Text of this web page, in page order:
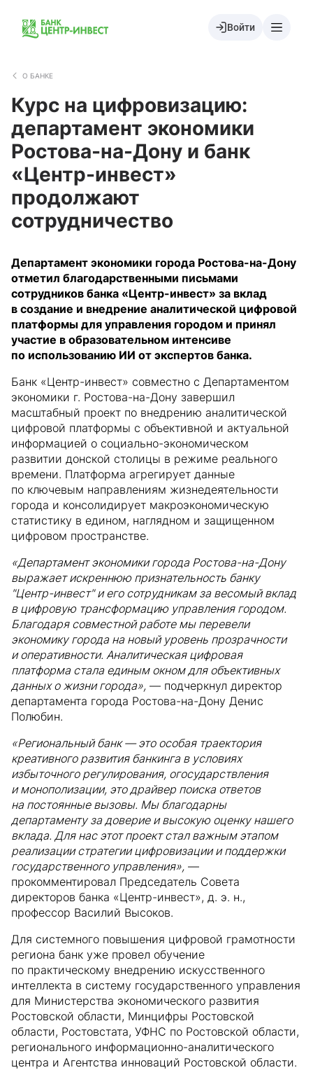
Войти
О БАНКЕ
Курс на цифровизацию:
департамент экономики
Ростова-на-Дону и банк
«Центр-инвест»
продолжают
сотрудничество
Департамент экономики города Ростова-на-Дону
отметил благодарственными письмами
сотрудников банка «Центр-инвест» за вклад
в создание и внедрение аналитической цифровой
платформы для управления городом и принял
участие в образовательном интенсиве
по использованию ИИ от экспертов банка.
Банк «Центр-инвест» совместно с Департаментом
экономики г. Ростова-на-Дону завершил
масштабный проект по внедрению аналитической
цифровой платформы с объективной и актуальной
информацией о социально-экономическом
развитии донской столицы в режиме реального
времени. Платформа агрегирует данные
по ключевым направлениям жизнедеятельности
города и консолидирует макроэкономическую
статистику в едином, наглядном и защищенном
цифровом пространстве.
«Департамент экономики города Ростова-на-Дону
выражает искреннюю признательность банку
"Центр-инвест" и его сотрудникам за весомый вклад
в цифровую трансформацию управления городом.
Благодаря совместной работе мы перевели
экономику города на новый уровень прозрачности
и оперативности. Аналитическая цифровая
платформа стала единым окном для объективных
данных о жизни города», — подчеркнул директор
департамента города Ростова-на-Дону Денис
Полюбин.
«Региональный банк — это особая траектория
креативного развития банкинга в условиях
избыточного регулирования, огосударствления
и монополизации, это драйвер поиска ответов
на постоянные вызовы. Мы благодарны
департаменту за доверие и высокую оценку нашего
вклада. Для нас этот проект стал важным этапом
реализации стратегии цифровизации и поддержки
государственного управления», —
прокомментировал Председатель Совета
директоров банка «Центр-инвест», д. э. н.,
профессор Василий Высоков.
Для системного повышения цифровой грамотности
региона банк уже провел обучение
по практическому внедрению искусственного
интеллекта в систему государственного управления
для Министерства экономического развития
Ростовской области, Минцифры Ростовской
области, Ростовстата, УФНС по Ростовской области,
регионального информационно-аналитического
центра и Агентства инноваций Ростовской области.